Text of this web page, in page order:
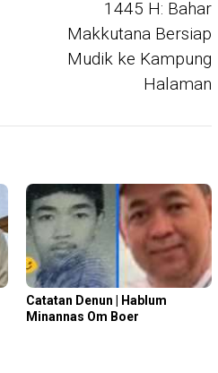
1445 H: Bahar
Makkutana Bersiap
Mudik ke Kampung
Halaman
Catatan Denun | Hablum
Minannas Om Boer